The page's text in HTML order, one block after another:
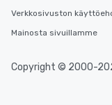
Verkkosivuston
Mainosta sivuillamme
Copyright © 2000-